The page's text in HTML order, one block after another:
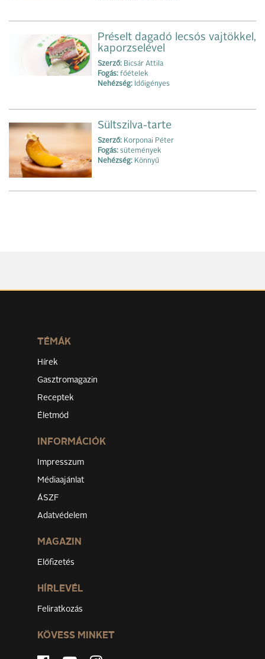
Préselt dagadó lecsós vajtökkel,
kaporzselével
Szerző: Bicsár Attila
Fogás: főételek
Nehézség: Időigényes
Sültszilva-tarte
Szerző: Korponai Péter
Fogás: sütemények
Nehézség: Könnyű
TÉMÁK
Hírek
Gasztromagazin
Receptek
Életmód
INFORMÁCIÓK
Impresszum
Médiaajánlat
ÁSZF
Adatvédelem
MAGAZIN
Előfizetés
HÍRLEVÉL
Feliratkozás
KÖVESS MINKET